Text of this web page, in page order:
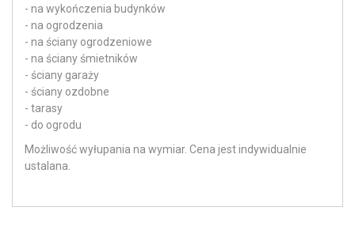
- na wykończenia budynków
- na ogrodzenia
- na ściany ogrodzeniowe
- na ściany śmietników
- ściany garaży
- ściany ozdobne
- tarasy
- do ogrodu
Możliwość wyłupania na wymiar. Cena jest indywidualnie
ustalana.